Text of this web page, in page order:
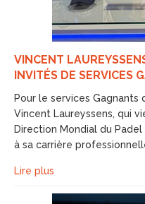
VINCENT
INVITÉS DE SERVICES
Pour le services
Vincent Laureyssens, qui
Direction Mondial du
à sa carrière
Lire plus